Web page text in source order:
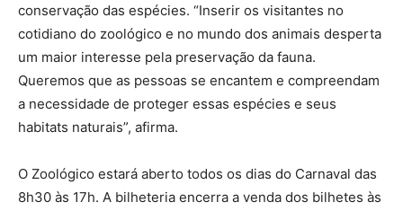
conservação das espécies. “Inserir os visitantes no
cotidiano do zoológico e no mundo dos animais desperta
um maior interesse pela preservação da fauna.
Queremos que as pessoas se encantem e compreendam
a necessidade de proteger essas espécies e seus
habitats naturais”, afirma.
O Zoológico estará aberto todos os dias do Carnaval das
8h30 às 17h. A bilheteria encerra a venda dos bilhetes às